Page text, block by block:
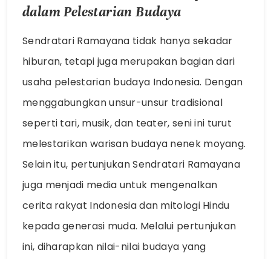
dalam Pelestarian Budaya
Sendratari Ramayana tidak hanya sekadar
hiburan, tetapi juga merupakan bagian dari
usaha pelestarian budaya Indonesia. Dengan
menggabungkan unsur-unsur tradisional
seperti tari, musik, dan teater, seni ini turut
melestarikan warisan budaya nenek moyang.
Selain itu, pertunjukan Sendratari Ramayana
juga menjadi media untuk mengenalkan
cerita rakyat Indonesia dan mitologi Hindu
kepada generasi muda. Melalui pertunjukan
ini, diharapkan nilai-nilai budaya yang